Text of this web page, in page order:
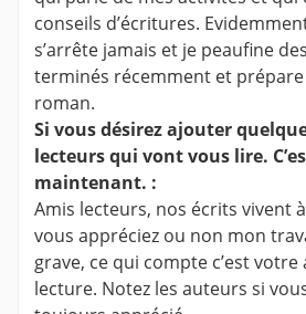
conseils d’écritures.
s’arrête jamais et je peaufine
terminés récemment et
roman.
Si vous désirez ajouter
lecteurs qui vont vous lire.
maintenant. :
Amis lecteurs, nos écrits vivent
vous appréciez ou non mon
grave, ce qui compte c’est
lecture. Notez les auteurs si